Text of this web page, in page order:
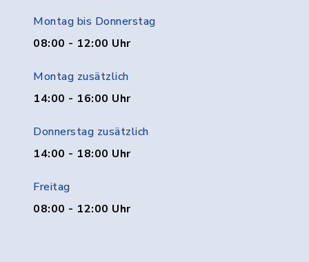
Montag bis Donnerstag
08:00 - 12:00 Uhr
Montag zusätzlich
14:00 - 16:00 Uhr
Donnerstag zusätzlich
14:00 - 18:00 Uhr
Freitag
08:00 - 12:00 Uhr